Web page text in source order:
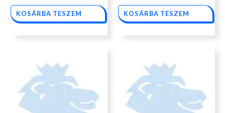
KOSÁRBA TESZEM KOSÁRBA TESZEM